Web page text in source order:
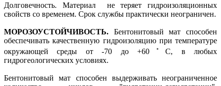
Долговечность. Материал не теряет гидроизоляционных
свойств со временем. Срок службы практически неограничен.
МОРОЗОУСТОЙЧИВОСТЬ. Бентонитовый мат способен
обеспечивать качественную гидроизоляцию при температуре
окружающей среды от -70 до +60 ◦ С, в любых
гидрогеологических условиях.
Бентонитовый мат способен выдерживать неограниченное